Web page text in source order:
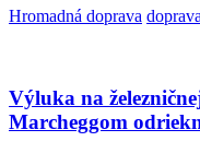
Hromadná doprava
Výluka na
Marcheggom